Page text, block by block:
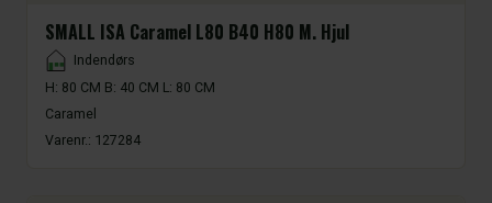
SMALL ISA Caramel L80 B40 H80 M. Hjul
Placement
Indendørs
H: 80 CM B: 40 CM L: 80 CM
Caramel
Varenr.: 127284